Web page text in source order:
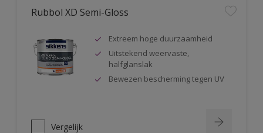
Rubbol XD Semi-Gloss
Extreem hoge duurzaamheid
Uitstekend weervaste,
halfglanslak
Bewezen bescherming tegen UV
Vergelijk